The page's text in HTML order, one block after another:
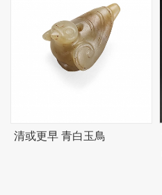
清或更早 青白玉鳥